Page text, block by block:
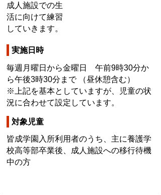
成人施設での生
活に向けて練習
していきます。
実施日時
毎週月曜日から金曜日 午前9時30分か
ら午後3時30分まで （昼休憩含む）
※上記を基本としていますが、児童の状
況に合わせて設定しています。
対象児童
皆成学園入所利用者のうち、主に養護学
校高等部卒業後、成人施設への移行待機
中の方